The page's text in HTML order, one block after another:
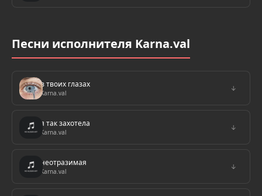
Песни исполнителя Karna.val
в твоих глазах
Karna.val
↓
я так захотела
Karna.val
↓
неотразимая
Karna.val
↓